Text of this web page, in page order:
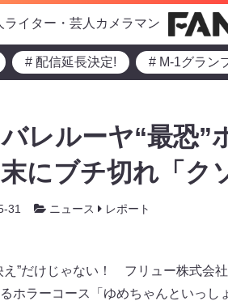
ライター・芸人カメラマン
# 配信延長決定! # M-1グラン
レルーヤ“最恐”
にブチ切れ「ク
31 ニュース レポート
え”だけじゃない！ フリュー株式会
ホラーコース「ゆめちゃんといっ